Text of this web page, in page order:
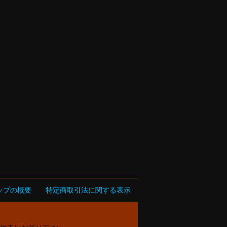
プの概要 特定商取引法に関する表示